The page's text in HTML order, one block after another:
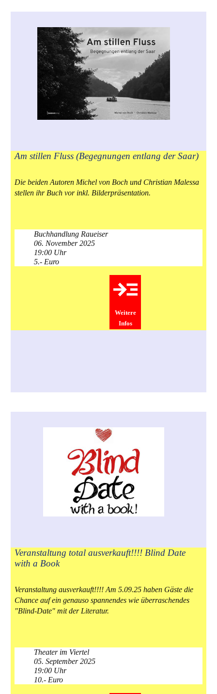
Am stillen Fluss (Begegnungen entlang der Saar)
Die beiden Autoren Michel von Boch und Christian Malessa
stellen ihr Buch vor inkl. Bilderpräsentation.
Buchhandlung Raueiser
06. November 2025
19:00 Uhr
5.- Euro
Weitere
Infos
Veranstaltung total ausverkauft!!!! Blind Date
with a Book
Veranstaltung ausverkauft!!!! Am 5.09.25 haben Gäste die
Chance auf ein genauso spannendes wie überraschendes
"Blind-Date" mit der Literatur.
Theater im Viertel
05. September 2025
19:00 Uhr
10.- Euro